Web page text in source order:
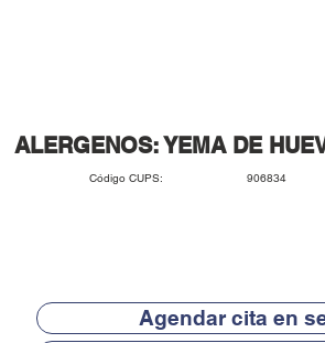
ALERGENOS: YEMA DE
Código CUPS: 906834
Agendar cita en